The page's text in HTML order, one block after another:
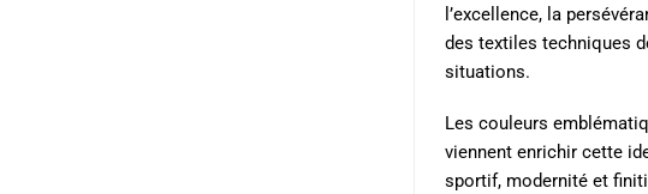
choisies
produit
l’excellence, la
des textiles techniques
situations.
Les couleurs
viennent enrichir cette
sportif, modernité et